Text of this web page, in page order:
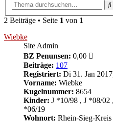
2 Beiträge • Seite 1 von 1
Wiebke
Site Admin
BZ Penunsen: 0,00
Beiträge: 107
Registriert: Di 31. Jan
Vorname: Wiebke
Kugelnummer: 8654
Kinder: J *10/98 , J *08/
*06/19
Wohnort: Rhein-Sieg-Kreis